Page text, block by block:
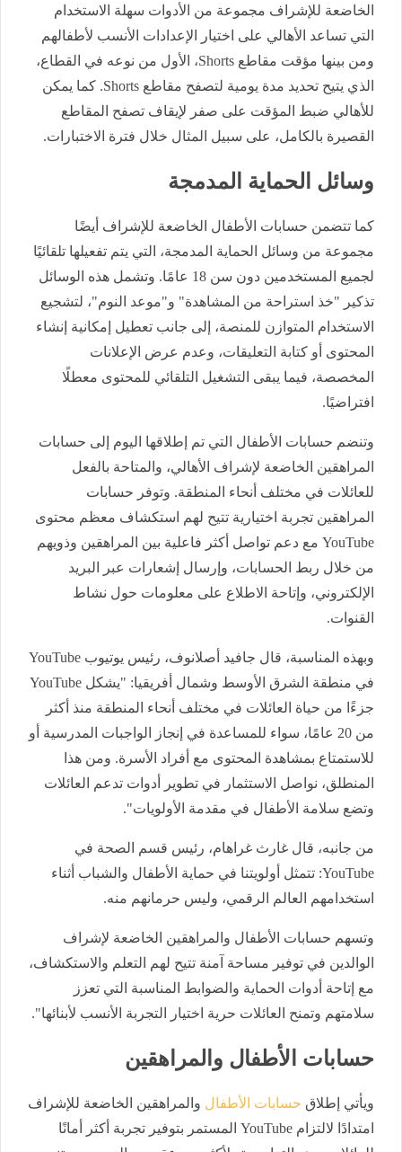
الخاضعة للإشراف مجموعة من الأدوات سهلة الاستخدام
التي تساعد الأهالي على اختيار الإعدادات الأنسب لأطفالهم
ومن بينها مؤقت مقاطع Shorts، الأول من نوعه في القطاع،
الذي يتيح تحديد مدة يومية لتصفح مقاطع Shorts. كما يمكن
للأهالي ضبط المؤقت على صفر لإيقاف تصفح المقاطع
القصيرة بالكامل، على سبيل المثال خلال فترة الاختبارات.
وسائل الحماية المدمجة
كما تتضمن حسابات الأطفال الخاضعة للإشراف أيضًا
مجموعة من وسائل الحماية المدمجة، التي يتم تفعيلها تلقائيًا
لجميع المستخدمين دون سن 18 عامًا. وتشمل هذه الوسائل
تذكير "خذ استراحة من المشاهدة" و"موعد النوم"، لتشجيع
الاستخدام المتوازن للمنصة، إلى جانب تعطيل إمكانية إنشاء
المحتوى أو كتابة التعليقات، وعدم عرض الإعلانات
المخصصة، فيما يبقى التشغيل التلقائي للمحتوى معطلًا
افتراضيًا.
وتنضم حسابات الأطفال التي تم إطلاقها اليوم إلى حسابات
المراهقين الخاضعة لإشراف الأهالي، والمتاحة بالفعل
للعائلات في مختلف أنحاء المنطقة. وتوفر حسابات
المراهقين تجربة اختيارية تتيح لهم استكشاف معظم محتوى
YouTube مع دعم تواصل أكثر فاعلية بين المراهقين وذويهم
من خلال ربط الحسابات، وإرسال إشعارات عبر البريد
الإلكتروني، وإتاحة الاطلاع على معلومات حول نشاط
القنوات.
وبهذه المناسبة، قال جافيد أصلانوف، رئيس يوتيوب YouTube
في منطقة الشرق الأوسط وشمال أفريقيا: "يشكل YouTube
جزءًا من حياة العائلات في مختلف أنحاء المنطقة منذ أكثر
من 20 عامًا، سواء للمساعدة في إنجاز الواجبات المدرسية أو
للاستمتاع بمشاهدة المحتوى مع أفراد الأسرة. ومن هذا
المنطلق، نواصل الاستثمار في تطوير أدوات تدعم العائلات
وتضع سلامة الأطفال في مقدمة الأولويات".
من جانبه، قال غارث غراهام، رئيس قسم الصحة في
YouTube: تتمثل أولويتنا في حماية الأطفال والشباب أثناء
استخدامهم العالم الرقمي، وليس حرمانهم منه.
وتسهم حسابات الأطفال والمراهقين الخاضعة لإشراف
الوالدين في توفير مساحة آمنة تتيح لهم التعلم والاستكشاف،
مع إتاحة أدوات الحماية والضوابط المناسبة التي تعزز
سلامتهم وتمنح العائلات حرية اختيار التجربة الأنسب لأبنائها".
حسابات الأطفال والمراهقين
ويأتي إطلاق حسابات الأطفال والمراهقين الخاضعة للإشراف
امتدادًا لالتزام YouTube المستمر بتوفير تجربة أكثر أمانًا